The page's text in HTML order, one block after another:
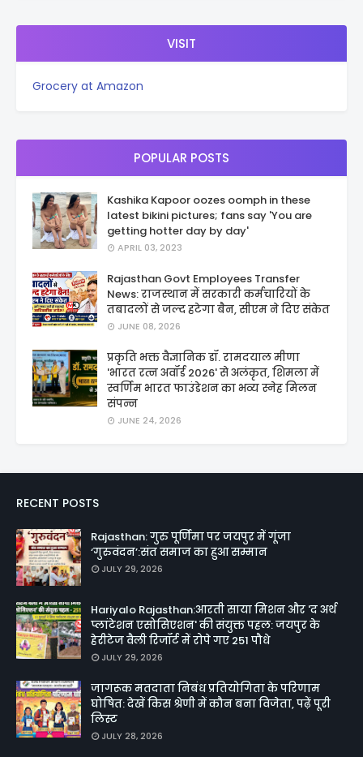
VISIT
Grocery at Amazon
POPULAR POSTS
Kashika Kapoor oozes oomph in these
latest bikini pictures; fans say 'You are
getting hotter day by day'
APRIL 03, 2023
Rajasthan Govt Employees Transfer
News: राजस्थान में सरकारी कर्मचारियों के
तबादलों से जल्द हटेगा बैन, सीएम ने दिए संकेत
JUNE 08, 2026
प्रकृति भक्त वैज्ञानिक डॉ. रामदयाल मीणा
'भारत रत्न अवॉर्ड 2026' से अलंकृत, शिमला में
स्वर्णिम भारत फाउंडेशन का भव्य स्नेह मिलन
संपन्न
JUNE 24, 2026
RECENT POSTS
Rajasthan: गुरु पूर्णिमा पर जयपुर में गूंजा
‘गुरुवंदन’:संत समाज का हुआ सम्मान
JULY 29, 2026
Hariyalo Rajasthan:आरती साया मिशन और 'द अर्थ
प्लांटेशन एसोसिएशन' की संयुक्त पहल: जयपुर के
हेरीटेज वैली रिजॉर्ट में रोपे गए 251 पौधे
JULY 29, 2026
जागरूक मतदाता निबंध प्रतियोगिता के परिणाम
घोषित: देखें किस श्रेणी में कौन बना विजेता, पढ़ें पूरी
लिस्ट
JULY 28, 2026